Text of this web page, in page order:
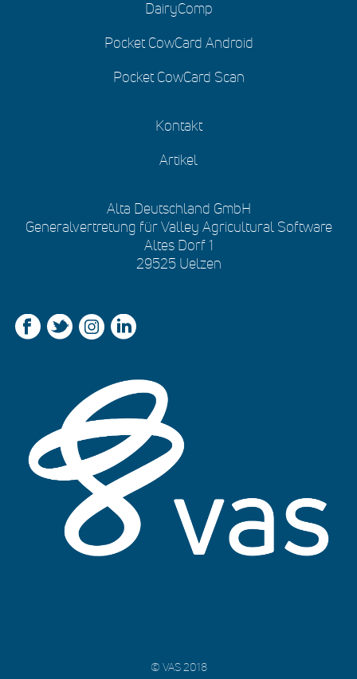
DairyComp
Pocket CowCard Android
Pocket CowCard Scan
Kontakt
Artikel
Alta Deutschland GmbH
Generalvertretung für Valley Agricultural Software
Altes Dorf 1
29525 Uelzen
© VAS 2018